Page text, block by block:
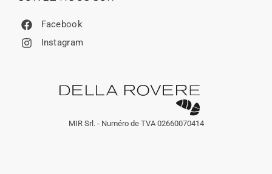
Facebook
Instagram
MIR Srl. - Numéro de TVA 02660070414